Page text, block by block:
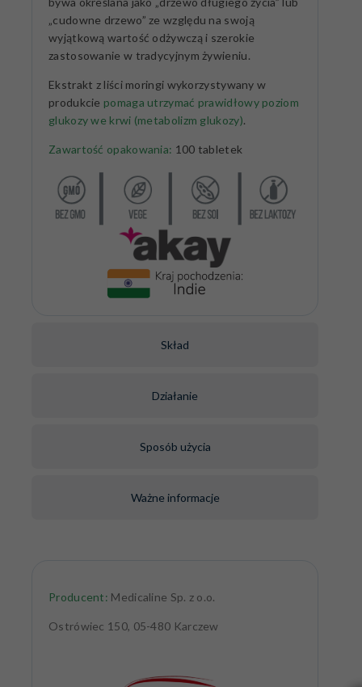
Skład
Działanie
Sposób użycia
Ważne informacje
„cudowne drzewo” ze względu na swoją
wyjątkową wartość odżywczą i szerokie
zastosowanie w tradycyjnym żywieniu.
Ekstrakt z liści moringi wykorzystywany w
produkcie pomaga utrzymać prawidłowy poziom
glukozy we krwi (metabolizm glukozy).
Zawartość opakowania: 100 tabletek
Producent: Medicaline Sp. z o.o.
Ostrówiec 150, 05-480 Karczew